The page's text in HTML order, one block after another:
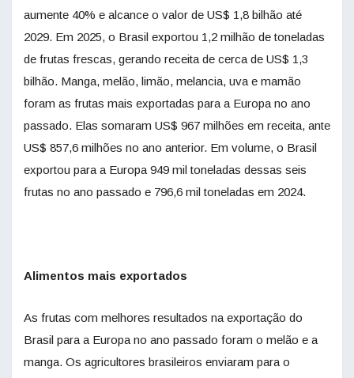
aumente 40% e alcance o valor de US$ 1,8 bilhão até
2029. Em 2025, o Brasil exportou 1,2 milhão de toneladas
de frutas frescas, gerando receita de cerca de US$ 1,3
bilhão. Manga, melão, limão, melancia, uva e mamão
foram as frutas mais exportadas para a Europa no ano
passado. Elas somaram US$ 967 milhões em receita, ante
US$ 857,6 milhões no ano anterior. Em volume, o Brasil
exportou para a Europa 949 mil toneladas dessas seis
frutas no ano passado e 796,6 mil toneladas em 2024.
Alimentos mais exportados
As frutas com melhores resultados na exportação do
Brasil para a Europa no ano passado foram o melão e a
manga. Os agricultores brasileiros enviaram para o